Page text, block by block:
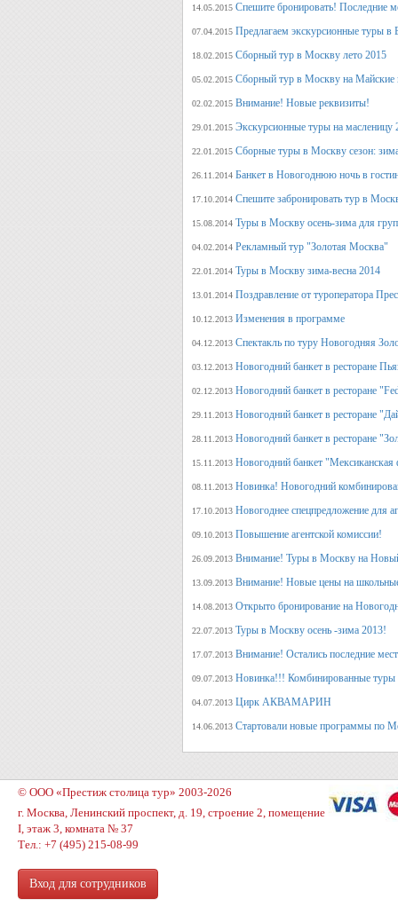
14.05.2015 Спешите бронировать! Последние
07.04.2015 Предлагаем экскурсионные туры в
18.02.2015 Сборный тур в Москву лето 2015
05.02.2015 Сборный тур в Москву на Майские
02.02.2015 Внимание! Новые реквизиты!
29.01.2015 Экскурсионные туры на масленицу
22.01.2015 Сборные туры в Москву сезон:
26.11.2014 Банкет в Новогоднюю ночь в
17.10.2014 Спешите забронировать тур в
15.08.2014 Туры в Москву осень-зима для
04.02.2014 Рекламный тур "Золотая Москва"
22.01.2014 Туры в Москву зима-весна 2014
13.01.2014 Поздравление от туроператора
10.12.2013 Изменения в программе
04.12.2013 Спектакль по туру Новогодняя
03.12.2013 Новогодний банкет в ресторане
02.12.2013 Новогодний банкет в ресторане
29.11.2013 Новогодний банкет в ресторане
28.11.2013 Новогодний банкет в ресторане
15.11.2013 Новогодний банкет
08.11.2013 Новинка! Новогодний
17.10.2013 Новогоднее спецпредложение для
09.10.2013 Повышение агентской комиссии!
26.09.2013 Внимание! Туры в Москву на
13.09.2013 Внимание! Новые цены на
14.08.2013 Открыто бронирование на
22.07.2013 Туры в Москву осень -зима 2013!
17.07.2013 Внимание! Остались последние
09.07.2013 Новинка!!! Комбинированные туры
04.07.2013 Цирк АКВАМАРИН
14.06.2013 Стартовали новые программы по
© ООО «Престиж столица тур» 2003-2026
г. Москва, Ленинский проспект, д. 19, строение 2, помещение
I, этаж 3, комната № 37
Тел.: +7 (495) 215-08-99
Вход для сотрудников